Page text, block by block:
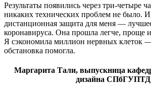
Результаты появились через три-четыре
никаких технических проблем не было.
дистанционная защита для меня —
коронавируса. Она прошла легче, проще
Я сэкономила миллион нервных клеток
обстановка помогла.
Маргарита Тали, выпускница
дизайна СПбГУПТД